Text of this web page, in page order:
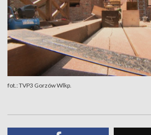
fot.: TVP3 Gorzów Wlkp.